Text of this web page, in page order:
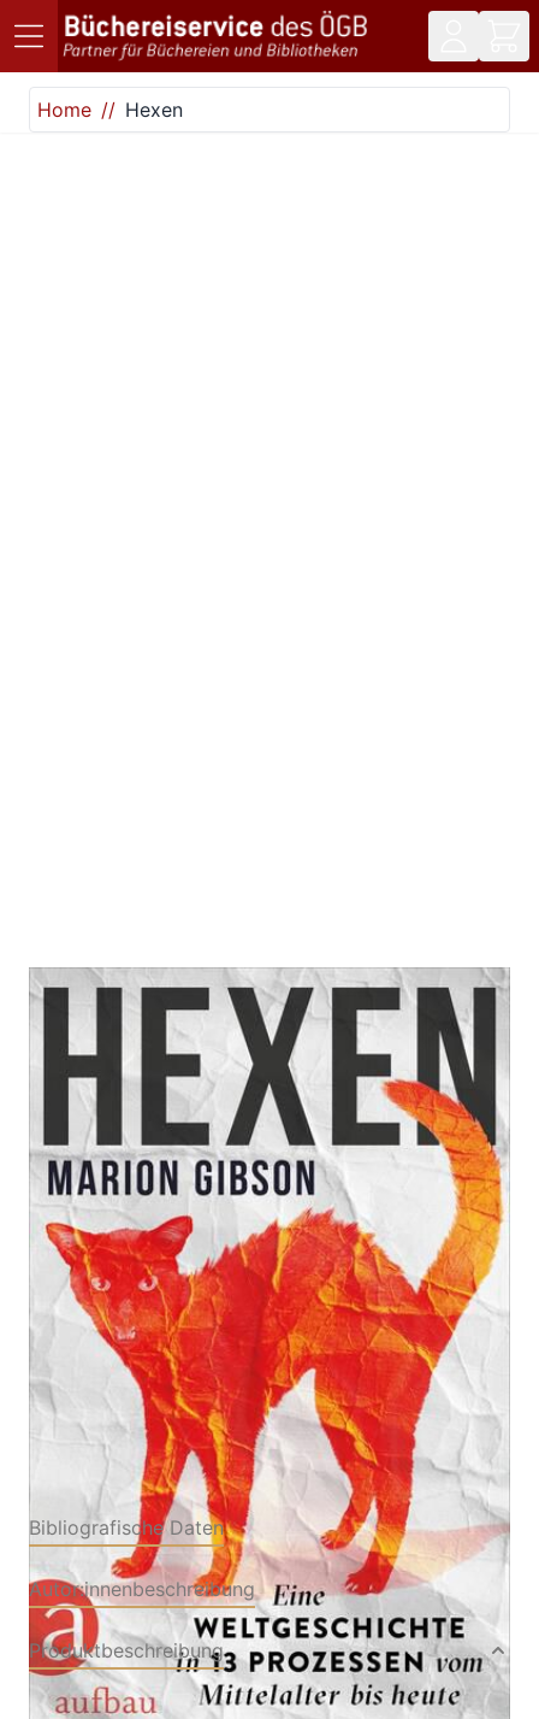
Direkt zum Inhalt
Home
Hexen
Hexen
Zur Wunschliste hinzufügen
Eine Weltgeschichte in 13 Prozessen vom Mittelalter
bis heute
VonMarion Gibson
Verlag: Aufbau 14.02.2024
465 Seiten
Hardcover
ISBN: 978-3-
35104222-6
Bibliografische Daten
Autor:innenbeschreibung
Produktbeschreibung
»Marion Gibson gelingt etwas Wertvolles: Sie